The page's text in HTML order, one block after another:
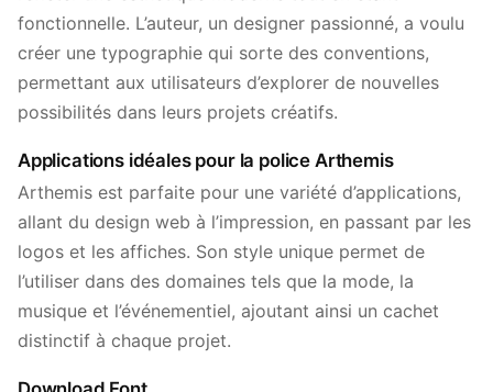
fonctionnelle. L’auteur, un designer passionné, a voulu
créer une typographie qui sorte des conventions,
permettant aux utilisateurs d’explorer de nouvelles
possibilités dans leurs projets créatifs.
Applications idéales pour la police Arthemis
Arthemis est parfaite pour une variété d’applications,
allant du design web à l’impression, en passant par les
logos et les affiches. Son style unique permet de
l’utiliser dans des domaines tels que la mode, la
musique et l’événementiel, ajoutant ainsi un cachet
distinctif à chaque projet.